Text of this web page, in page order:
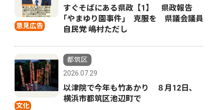
意見広告
すぐそばにある県政【1】 県政報告
｢やまゆり園事件｣ 克服を 県議会議員
自民党 嶋村ただし
文化
都筑区
2026.07.29
以津院で今年も竹あかり ８月12日、
横浜市都筑区池辺町で